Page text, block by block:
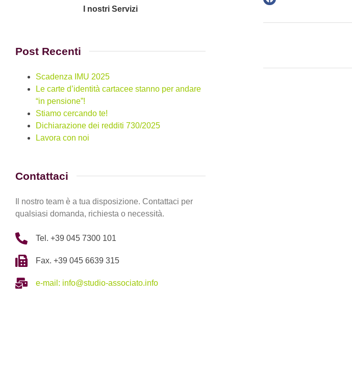
I nostri Servizi
Post Recenti
Scadenza IMU 2025
Le carte d’identità cartacee stanno per andare
“in pensione”!
Stiamo cercando te!
Dichiarazione dei redditi 730/2025
Lavora con noi
Contattaci
Il nostro team è a tua disposizione. Contattaci per
qualsiasi domanda, richiesta o necessità.
Tel. +39 045 7300 101
Fax. +39 045 6639 315
e-mail: info@studio-associato.info